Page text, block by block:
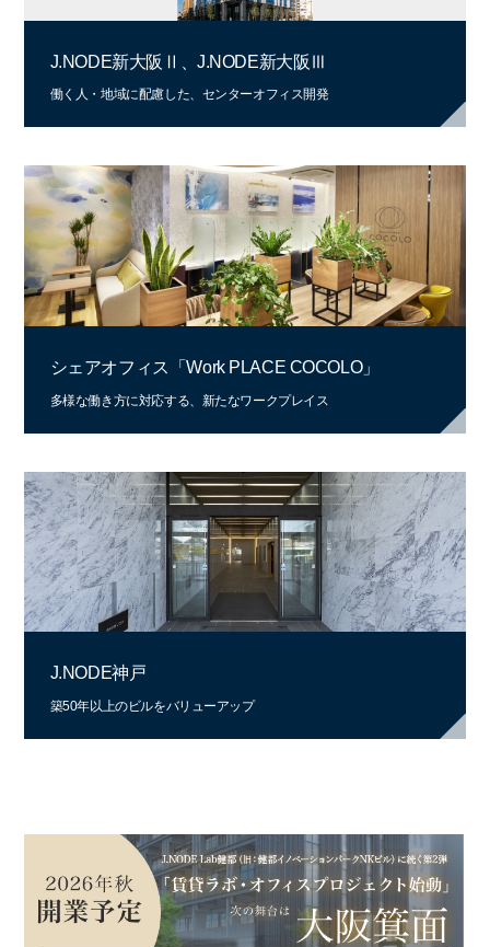
J.NODE新大阪Ⅱ、J.NODE新大阪Ⅲ
働く人・地域に配慮した、センターオフィス開発
シェアオフィス「Work PLACE COCOLO」
多様な働き方に対応する、新たなワークプレイス
J.NODE神戸
築50年以上のビルをバリューアップ